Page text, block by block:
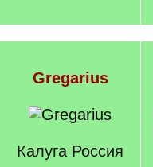
Gregarius
Калуга Россия